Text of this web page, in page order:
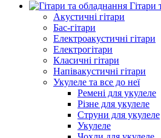
Гітари
Акустичні гітари
Бас-гітари
Електроакустичні гітари
Електрогітари
Класичні гітари
Напівакустичні гітари
Укулеле та все до неї
Ремені для укулеле
Різне для укулеле
Струни для укулеле
Укулеле